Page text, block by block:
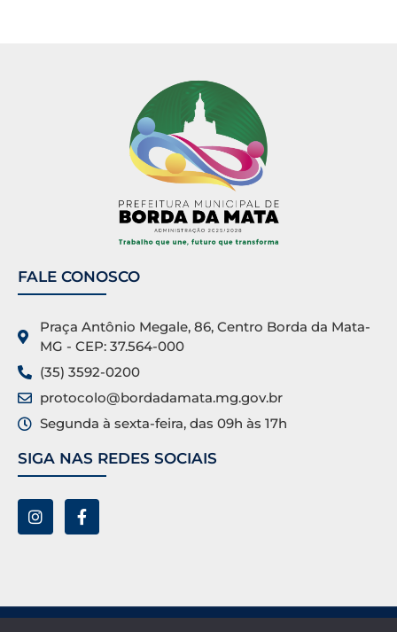
FALE CONOSCO
Praça Antônio Megale, 86, Centro Borda da Mata-
MG - CEP: 37.564-000
(35) 3592-0200
protocolo@bordadamata.mg.gov.br
Segunda à sexta-feira, das 09h às 17h
SIGA NAS REDES SOCIAIS